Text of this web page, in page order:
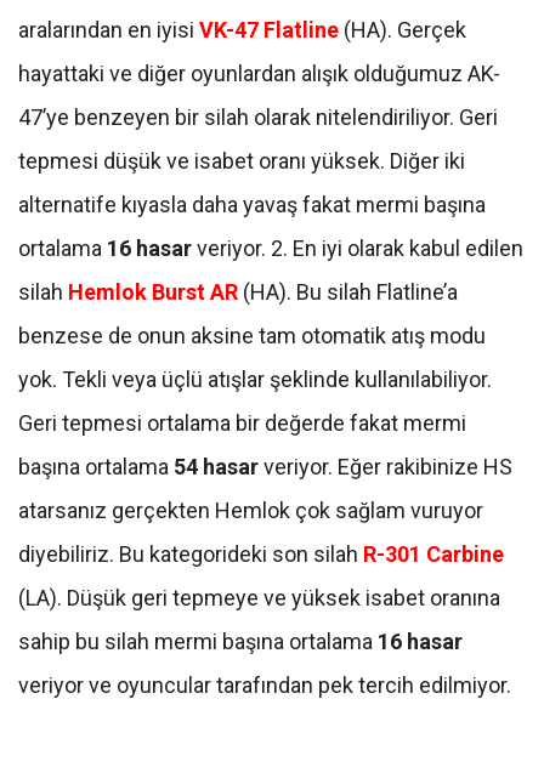
aralarından en iyisi VK-47 Flatline (HA). Gerçek
hayattaki ve diğer oyunlardan alışık olduğumuz AK-
47’ye benzeyen bir silah olarak nitelendiriliyor. Geri
tepmesi düşük ve isabet oranı yüksek. Diğer iki
alternatife kıyasla daha yavaş fakat mermi başına
ortalama 16 hasarveriyor. 2. En iyi olarak kabul edilen
silah Hemlok Burst AR (HA). Bu silah Flatline’a
benzese de onun aksine tam otomatik atış modu
yok. Tekli veya üçlü atışlar şeklinde kullanılabiliyor.
Geri tepmesi ortalama bir değerde fakat mermi
başına ortalama 54 hasarveriyor. Eğer rakibinize HS
atarsanız gerçekten Hemlok çok sağlam vuruyor
diyebiliriz. Bu kategorideki son silah R-301 Carbine
(LA). Düşük geri tepmeye ve yüksek isabet oranına
sahip bu silah mermi başına ortalama 16 hasar
veriyor ve oyuncular tarafından pek tercih edilmiyor.